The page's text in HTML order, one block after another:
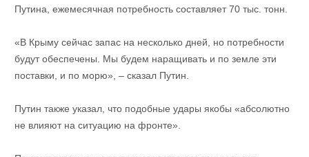
Путина, ежемесячная потребность составляет 70 тыс. тонн.
«В Крыму сейчас запас на несколько дней, но потребности
будут обеспечены. Мы будем наращивать и по земле эти
поставки, и по морю», – сказал Путин.
Путин также указал, что подобные удары якобы «абсолютно
не влияют на ситуацию на фронте».